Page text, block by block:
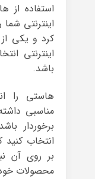
استفاده از
اینترنتی
کرد و یکی از
اینترنتی
باشد.
هاستی را
مناسبی
برخوردار
انتخاب
بر روی آن
محصولات خود